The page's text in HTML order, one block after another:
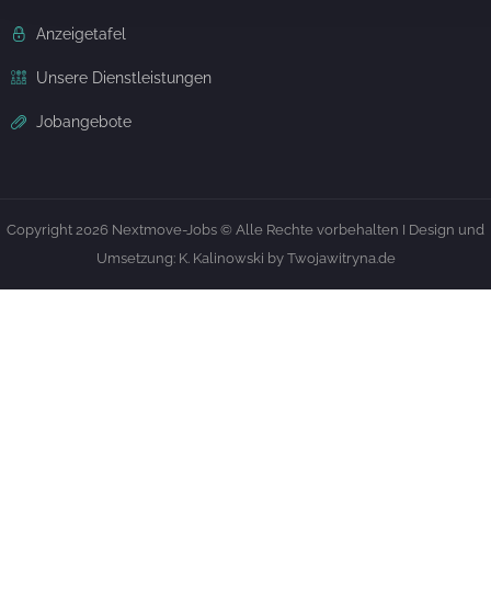
Anzeigetafel
Unsere Dienstleistungen
Jobangebote
Copyright 2026 Nextmove-Jobs © Alle Rechte vorbehalten I Design und
Umsetzung: K. Kalinowski by Twojawitryna.de